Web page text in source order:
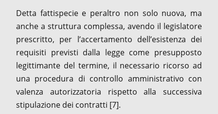
Detta fattispecie e peraltro non solo nuova, ma
anche a struttura complessa, avendo il legislatore
prescritto, per l’accertamento dell’esistenza dei
requisiti previsti dalla legge come presupposto
legittimante del termine, il necessario ricorso ad
una procedura di controllo amministrativo con
valenza autorizzatoria rispetto alla successiva
stipulazione dei contratti [7].